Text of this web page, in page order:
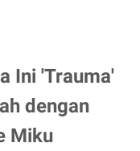
Ini 'Trauma'
dengan
Miku